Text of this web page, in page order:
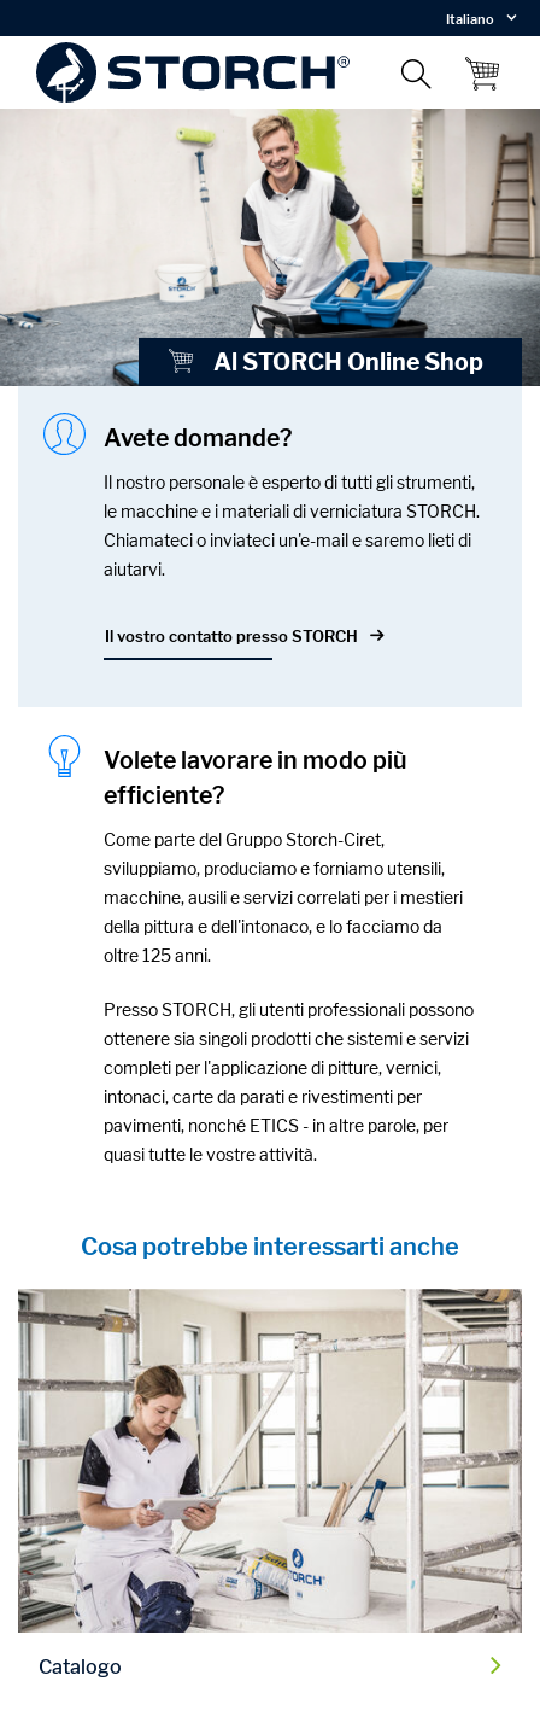
Italiano
- E il vantaggio è tutto mio.
Al STORCH Online Shop
Avete domande?
Il nostro personale è esperto di tutti gli strumenti,
le macchine e i materiali di verniciatura STORCH.
Chiamateci o inviateci un'e-mail e saremo lieti di
aiutarvi.
Il vostro contatto presso STORCH
Volete lavorare in modo più
efficiente?
Come parte del Gruppo Storch-Ciret,
sviluppiamo, produciamo e forniamo utensili,
macchine, ausili e servizi correlati per i mestieri
della pittura e dell'intonaco, e lo facciamo da
oltre 125 anni.
Presso STORCH, gli utenti professionali possono
ottenere sia singoli prodotti che sistemi e servizi
completi per l'applicazione di pitture, vernici,
intonaci, carte da parati e rivestimenti per
pavimenti, nonché ETICS - in altre parole, per
quasi tutte le vostre attività.
Cosa potrebbe interessarti anche
Catalogo